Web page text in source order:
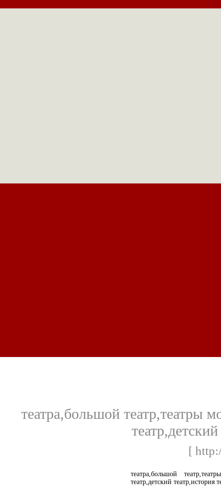
театра,большой театр,театры
[
театра,большой
театр,детский театр,история